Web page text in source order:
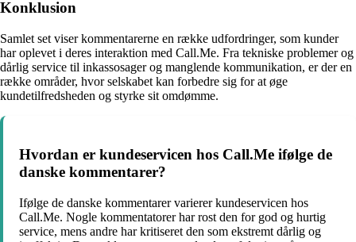
Konklusion
Samlet set viser kommentarerne en række udfordringer, som kunder
har oplevet i deres interaktion med Call.Me. Fra tekniske problemer og
dårlig service til inkassosager og manglende kommunikation, er der en
række områder, hvor selskabet kan forbedre sig for at øge
kundetilfredsheden og styrke sit omdømme.
Hvordan er kundeservicen hos Call.Me ifølge de
danske kommentarer?
Ifølge de danske kommentarer varierer kundeservicen hos
Call.Me. Nogle kommentatorer har rost den for god og hurtig
service, mens andre har kritiseret den som ekstremt dårlig og